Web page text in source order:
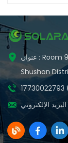
عنوان : Room 908-909, Building 2, No. 469 Huatuo Lane,
Shushan